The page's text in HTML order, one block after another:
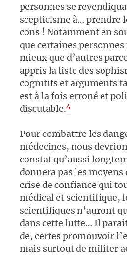
personnes se
scepticisme à… prendre
cons ! Notamment en
que certaines
mieux que d’autres
appris la liste des
cognitifs et arguments
est à la fois erroné et
discutable.4
Pour combattre les
médecines, nous
constat qu’aussi
donnera pas les moyens
crise de confiance qui
médical et scientifique,
scientifiques n’auront
dans cette lutte… Il
de, certes promouvoir
mais surtout de militer